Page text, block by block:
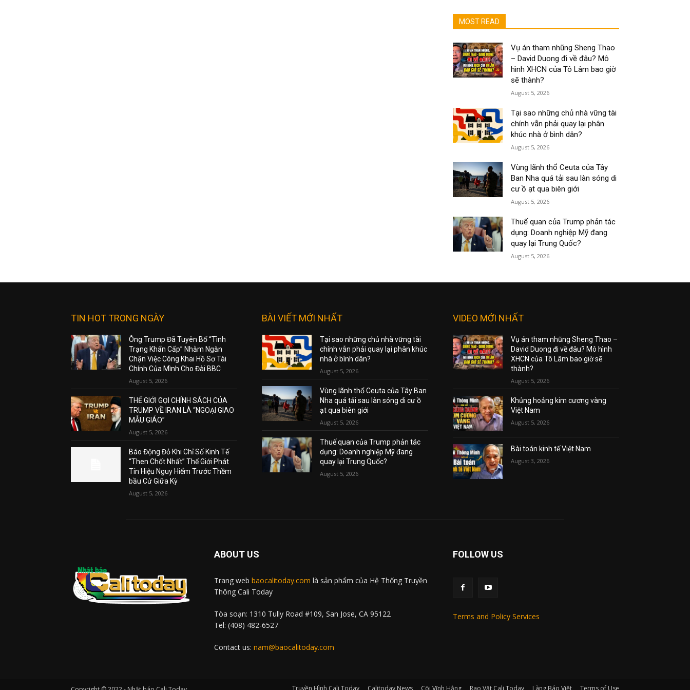
MOST READ
Vụ án tham nhũng Sheng Thao
– David Duong đi về đâu? Mô
hình XHCN của Tô Lâm bao giờ
sẽ thành?
August 5, 2026
Tại sao những chủ nhà vững tài
chính vẫn phải quay lại phân
khúc nhà ở bình dân?
August 5, 2026
Vùng lãnh thổ Ceuta của Tây
Ban Nha quá tải sau làn sóng di
cư ồ ạt qua biên giới
August 5, 2026
Thuế quan của Trump phản tác
dụng: Doanh nghiệp Mỹ đang
quay lại Trung Quốc?
August 5, 2026
TIN HOT TRONG NGÀY
Ông Trump Đã Tuyên Bố “Tình
Trạng Khẩn Cấp” Nhằm Ngăn
Chặn Việc Công Khai Hồ Sơ Tài
Chính Của Mình Cho Đài BBC
August 5, 2026
THẾ GIỚI GỌI CHÍNH SÁCH CỦA
TRUMP VỀ IRAN LÀ “NGOẠI GIAO
MẪU GIÁO”
August 5, 2026
Báo Động Đỏ Khi Chỉ Số Kinh Tế
“Then Chốt Nhất” Thế Giới Phát
Tín Hiệu Nguy Hiểm Trước Thềm
bầu Cử Giữa Kỳ
August 5, 2026
BÀI VIẾT MỚI NHẤT
Tại sao những chủ nhà vững tài
chính vẫn phải quay lại phân khúc
nhà ở bình dân?
August 5, 2026
Vùng lãnh thổ Ceuta của Tây Ban
Nha quá tải sau làn sóng di cư ồ
ạt qua biên giới
August 5, 2026
Thuế quan của Trump phản tác
dụng: Doanh nghiệp Mỹ đang
quay lại Trung Quốc?
August 5, 2026
VIDEO MỚI NHẤT
Vụ án tham nhũng Sheng Thao –
David Duong đi về đâu? Mô hình
XHCN của Tô Lâm bao giờ sẽ
thành?
August 5, 2026
Khủng hoảng kim cương vàng
Việt Nam
August 5, 2026
Bài toán kinh tế Việt Nam
August 3, 2026
ABOUT US
Trang web baocalitoday.com là sản phẩm của Hệ Thống Truyền
Thông Cali Today
Tòa soạn: 1310 Tully Road #109, San Jose, CA 95122
Tel: (408) 482-6527
Contact us: nam@baocalitoday.com
FOLLOW US
Terms and Policy Services
Truyền Hình Cali Today Calitoday News Cõi Vĩnh Hằng Rao Vặt Cali Today Làng Báo Việt Terms of Use